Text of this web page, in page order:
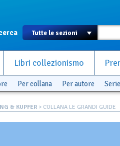
Libri collezionismo
Per collana Per autore
& KUPFER > COLLANA LE GRANDI GUIDE